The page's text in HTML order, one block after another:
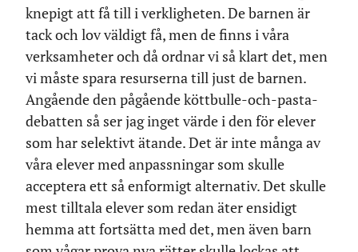
knepigt att få till i verkligheten. De barnen är
tack och lov väldigt få, men de finns i våra
verksamheter och då ordnar vi så klart det, men
vi måste spara resurserna till just de barnen.
Angående den pågående köttbulle-och-pasta-
debatten så ser jag inget värde i den för elever
som har selektivt ätande. Det är inte många av
våra elever med anpassningar som skulle
acceptera ett så enformigt alternativ. Det skulle
mest tilltala elever som redan äter ensidigt
hemma att fortsätta med det, men även barn